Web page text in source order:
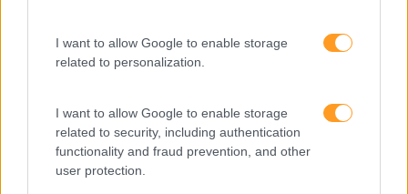
I want to allow Google to enable storage
related to personalization.
I want to allow Google to enable storage
related to security, including authentication
functionality and fraud prevention, and other
user protection.
empresa?
Peça-nos uma proposta!